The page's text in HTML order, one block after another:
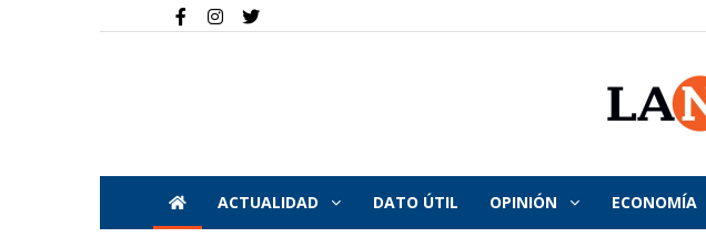
ACTUALIDAD DATO ÚTIL OPINIÓN ECONOMÍA